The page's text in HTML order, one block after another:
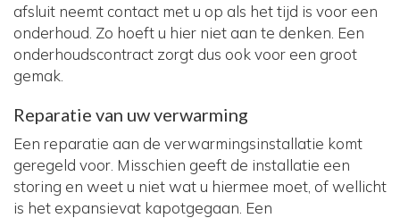
afsluit neemt contact met u op als het tijd is voor een
onderhoud. Zo hoeft u hier niet aan te denken. Een
onderhoudscontract zorgt dus ook voor een groot
gemak.
Reparatie van uw verwarming
Een reparatie aan de verwarmingsinstallatie komt
geregeld voor. Misschien geeft de installatie een
storing en weet u niet wat u hiermee moet, of wellicht
is het expansievat kapotgegaan. Een